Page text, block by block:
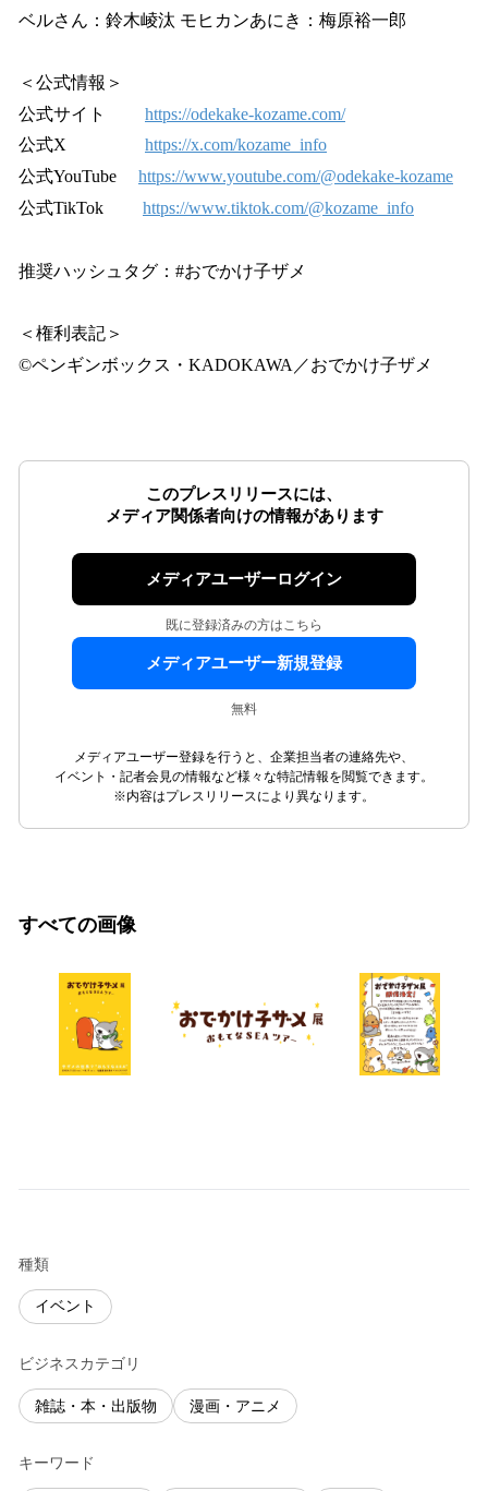
ベルさん：鈴木崚汰 モヒカンあにき：梅原裕⼀郎
＜公式情報＞
公式サイト https://odekake-kozame.com/
公式X https://x.com/kozame_info
公式YouTube https://www.youtube.com/@odekake-kozame
公式TikTok https://www.tiktok.com/@kozame_info
推奨ハッシュタグ：#おでかけ子ザメ
＜権利表記＞
©ペンギンボックス・KADOKAWA／おでかけ子ザメ
このプレスリリースには、
メディア関係者向けの情報があります
メディアユーザーログイン
既に登録済みの方はこちら
メディアユーザー新規登録
無料
メディアユーザー登録を行うと、企業担当者の連絡先や、
イベント・記者会見の情報など様々な特記情報を閲覧できます。
※内容はプレスリリースにより異なります。
すべての画像
種類
イベント
ビジネスカテゴリ
雑誌・本・出版物 漫画・アニメ
キーワード